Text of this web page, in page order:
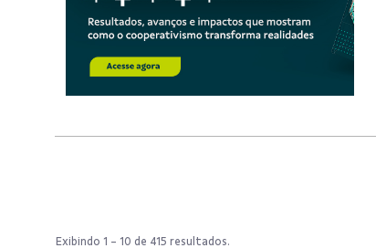
Exibindo 1 - 10 de 415 resultados.